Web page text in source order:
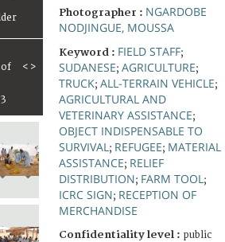
of
3
< >
Photographer : NGARDOBE
NODJINGUE, MOUSSA
Keyword : FIELD STAFF;
SUDANESE; AGRICULTURE;
TRUCK; ALL-TERRAIN VEHICLE;
AGRICULTURAL AND
VETERINARY ASSISTANCE;
OBJECT INDISPENSABLE TO
SURVIVAL ; REFUGEE; MATERIAL
ASSISTANCE; RELIEF
DISTRIBUTION; FARM TOOL ;
ICRC SIGN; RECEPTION OF
MERCHANDISE
Confidentiality level : public